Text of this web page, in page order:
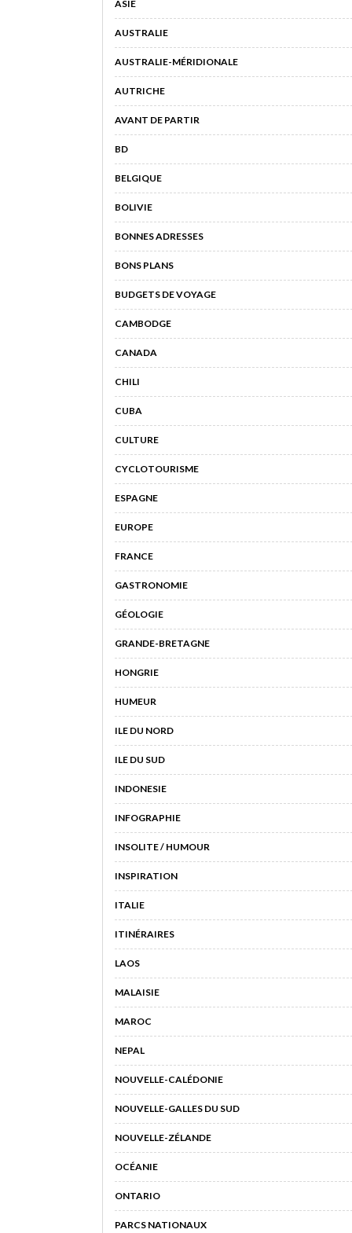
ASIE
AUSTRALIE
AUSTRALIE-MÉRIDIONALE
AUTRICHE
AVANT DE PARTIR
BD
BELGIQUE
BOLIVIE
BONNES ADRESSES
BONS PLANS
BUDGETS DE VOYAGE
CAMBODGE
CANADA
CHILI
CUBA
CULTURE
CYCLOTOURISME
ESPAGNE
EUROPE
FRANCE
GASTRONOMIE
GÉOLOGIE
GRANDE-BRETAGNE
HONGRIE
HUMEUR
ILE DU NORD
ILE DU SUD
INDONESIE
INFOGRAPHIE
INSOLITE / HUMOUR
INSPIRATION
ITALIE
ITINÉRAIRES
LAOS
MALAISIE
MAROC
NEPAL
NOUVELLE-CALÉDONIE
NOUVELLE-GALLES DU SUD
NOUVELLE-ZÉLANDE
OCÉANIE
ONTARIO
PARCS NATIONAUX